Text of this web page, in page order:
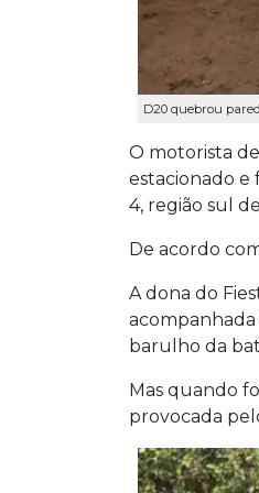
D20 quebrou
O motorista
estacionado e
4, região sul
De acordo
A dona do
barulho da
Mas quando
provocada